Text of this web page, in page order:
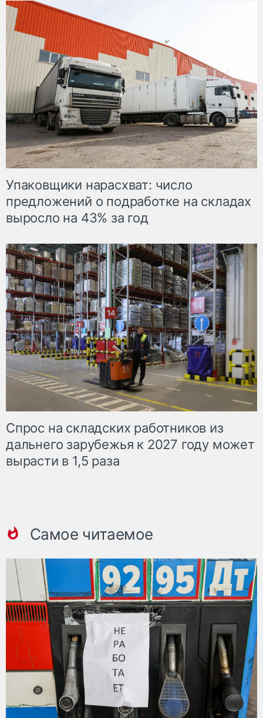
Упаковщики нарасхват: число
предложений о подработке на складах
выросло на 43% за год
Спрос на складских работников из
дальнего зарубежья к 2027 году может
вырасти в 1,5 раза
Самое читаемое